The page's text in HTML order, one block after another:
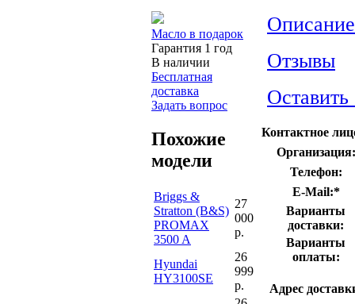
Масло в подарок
Гарантия 1 год
В наличии
Бесплатная
доставка
Задать вопрос
Похожие
модели
Briggs &
Stratton (B&S)
PROMAX
3500 A
27
000
р.
Hyundai
HY3100SE
26
999
р.
Отзывы
Оставить
Контактное
Организация:
Телефон:
E-Mail:*
Варианты
доставки:
Варианты
оплаты:
Адрес